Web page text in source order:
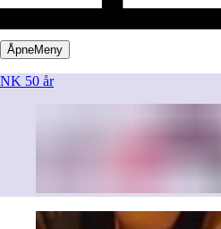
ÅpneMeny
NK 50 år